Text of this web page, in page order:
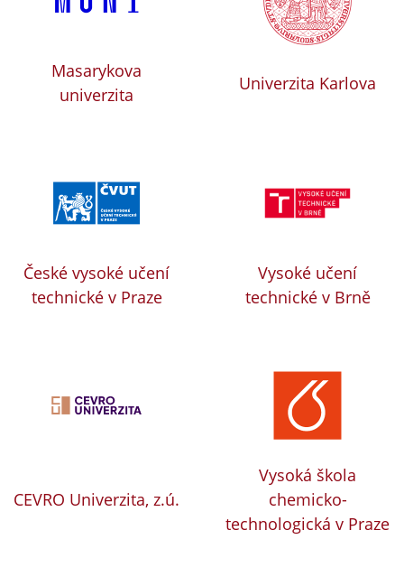
Masarykova
univerzita
Univerzita Karlova
České vysoké učení
technické v Praze
Vysoké učení
technické v Brně
CEVRO Univerzita, z.ú.
Vysoká škola
chemicko-
technologická v Praze